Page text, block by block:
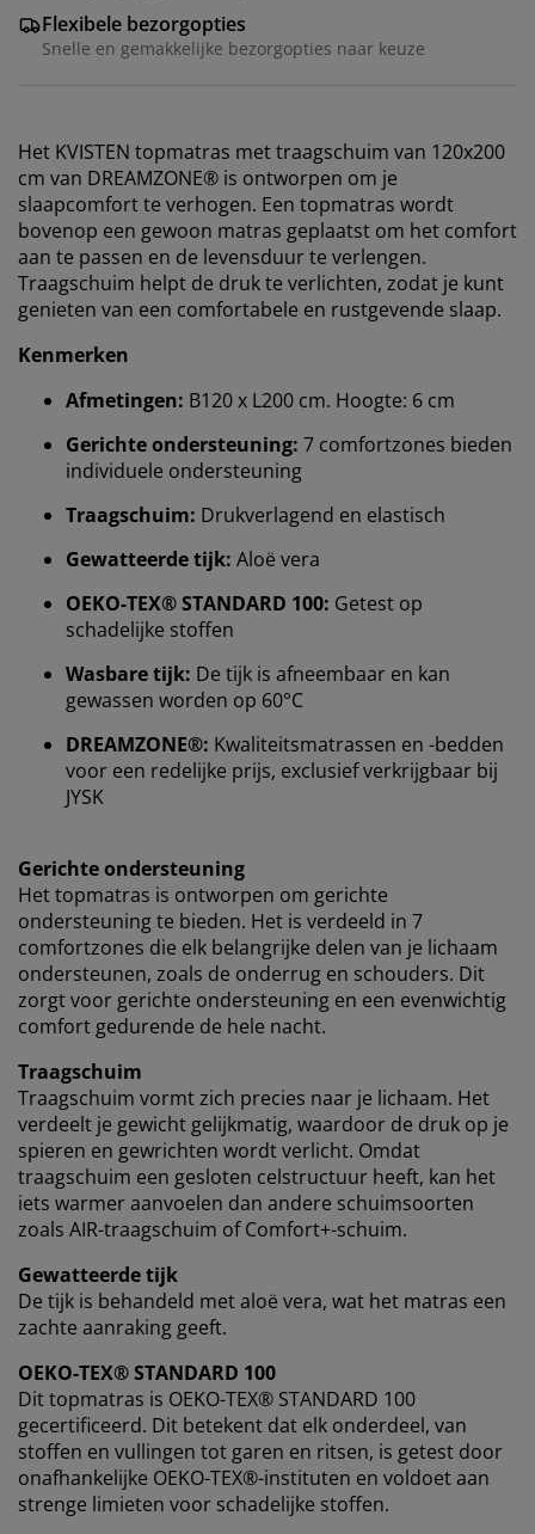
Flexibele bezorgopties
Snelle en gemakkelijke bezorgopties naar keuze
Het KVISTEN topmatras met traagschuim van 120x200
cm van DREAMZONE® is ontworpen om je
slaapcomfort te verhogen. Een topmatras wordt
bovenop een gewoon matras geplaatst om het comfort
aan te passen en de levensduur te verlengen.
Traagschuim helpt de druk te verlichten, zodat je kunt
genieten van een comfortabele en rustgevende slaap.
Kenmerken
Afmetingen: B120 x L200 cm. Hoogte: 6 cm
Gerichte ondersteuning: 7 comfortzones bieden
individuele ondersteuning
Traagschuim: Drukverlagend en elastisch
Gewatteerde tijk: Aloë vera
OEKO-TEX® STANDARD 100: Getest op
schadelijke stoffen
Wasbare tijk: De tijk is afneembaar en kan
gewassen worden op 60°C
DREAMZONE®: Kwaliteitsmatrassen en -bedden
voor een redelijke prijs, exclusief verkrijgbaar bij
JYSK
Gerichte ondersteuning
Het topmatras is ontworpen om gerichte
ondersteuning te bieden. Het is verdeeld in 7
comfortzones die elk belangrijke delen van je lichaam
ondersteunen, zoals de onderrug en schouders. Dit
zorgt voor gerichte ondersteuning en een evenwichtig
comfort gedurende de hele nacht.
Traagschuim
Traagschuim vormt zich precies naar je lichaam. Het
verdeelt je gewicht gelijkmatig, waardoor de druk op je
spieren en gewrichten wordt verlicht. Omdat
traagschuim een ​​gesloten celstructuur heeft, kan het
iets warmer aanvoelen dan andere schuimsoorten
zoals AIR-traagschuim of Comfort+-schuim.
Gewatteerde tijk
De tijk is behandeld met aloë vera, wat het matras een
zachte aanraking geeft.
OEKO-TEX® STANDARD 100
Dit topmatras is OEKO-TEX® STANDARD 100
gecertificeerd. Dit betekent dat elk onderdeel, van
stoffen en vullingen tot garen en ritsen, is getest door
onafhankelijke OEKO-TEX®-instituten en voldoet aan
strenge limieten voor schadelijke stoffen.
Wij personaliseren jouw ervaring
Bij JYSK gebruiken we cookies en mobiele
identificatoren om je een goede ervaring te bieden
tijdens het bezoeken van onze website. Cookies
verzamelen informatie over jou om functionaliteit,
statistieken en relevante marketing te waarborgen.
Wanneer je marketingcookies accepteert, delen we je
browsergegevens met marketingpartners (zoals
vaste advertenties. Je kunt meer lezen over de
doeleinden via ''Aanpassen'' en je toestemming op elk
moment intrekken door op het cookie-icoontje te
onzeverzameling en verwerking van
persoonsgegevens en onscookiebeleid.